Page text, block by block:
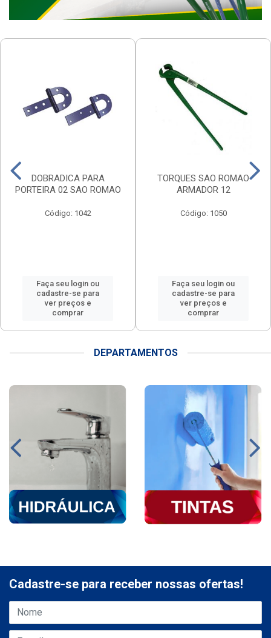
DOBRADICA PARA
PORTEIRA 02 SAO ROMAO
Código: 1042
Faça seu login ou
cadastre-se para
ver preços e
comprar
TORQUES SAO ROMAO
ARMADOR 12
Código: 1050
Faça seu login ou
cadastre-se para
ver preços e
comprar
DEPARTAMENTOS
Cadastre-se para receber nossas ofertas!